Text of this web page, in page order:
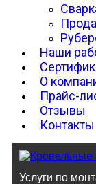
Наши
О
Прайс-
Отзывы
Контакты
Услуги по